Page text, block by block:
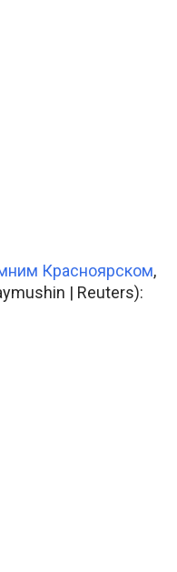
Красноярском,
| Reuters):